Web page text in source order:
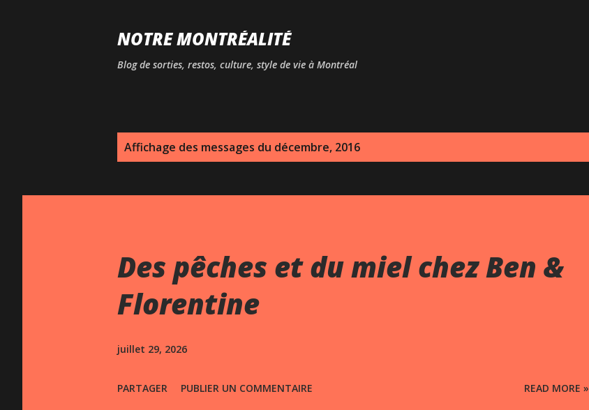
NOTRE MONTRÉALITÉ
Blog de sorties, restos, culture, style de vie à Montréal
s
Affichage des messages du décembre, 2016
Des pêches et du miel chez Ben &
Florentine
juillet 29, 2026
PARTAGER PUBLIER UN COMMENTAIRE READ MORE »